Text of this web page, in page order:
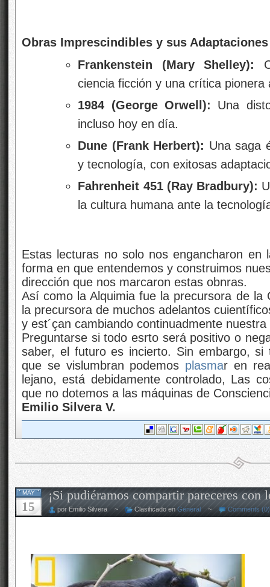
Obras Imprescindibles y sus Adaptaciones
Frankenstein (Mary Shelley):
ciencia ficción y una crítica
1984 (George Orwell): Una
incluso hoy en día.
Dune (Frank Herbert): Una saga
y tecnología, con exitosas
Fahrenheit 451(Ray Bradbury):
la cultura humana ante la
Estas lecturas no solo nos engancharon en
forma en que entendemos y construimos
dirección que nos marcaron estas obnras.
Así como la Alquimia fue la precursora de la
la precursora de muchos adelantos
y est´çan cambiando continuadmente nuestra
Preguntarse si todo esrto será positivo o
saber, el futuro es incierto. Sin embargo, si
que se vislumbran podemos plasmar en
lejano, está debidamente controlado, Las
que no dotemos a las máquinas de
Emilio Silvera V.
MAY
15
¡Si pudiéramos compartir pareceres con
por Emilio Silvera ~ Clasificado en General ~ Comments (0)